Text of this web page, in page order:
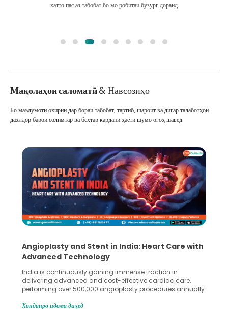
ҳатто пас аз табобат бо мо робитаи бузург доранд
Мақолаҳои саломатӣ& Навсозиҳо
Бо маълумоти охирин дар бораи табобат, тартиб, шароит ва дигар талаботҳои
дахлдор барои солимтар ва беҳтар кардани ҳаёти шумо огоҳ шавед.
5 Essential Steps for Effective Human Sperm
Collection and Processing Methods
Human sperm collection and processing are critical steps
in advanced reproductive techniques like In Vitro
Fertilization (IVF) and intrauterine insemination (IUI). These
challenges and help couples achieve their dream of
Хонданро идома диҳед